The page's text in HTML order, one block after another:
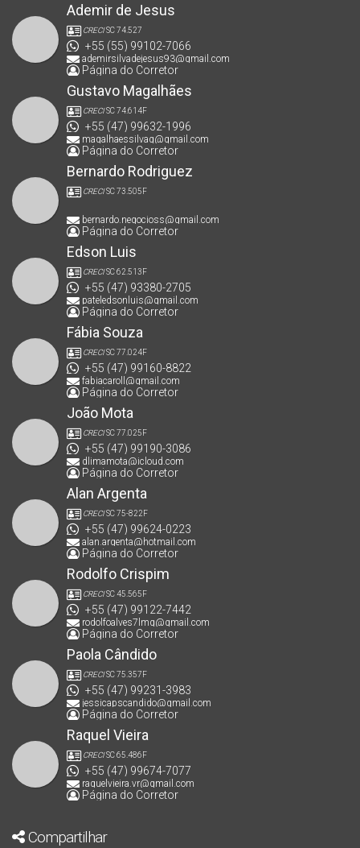
Ademir de Jesus
CRECISC 74.527
+55 (55) 99102-7066
ademirsilvadejesus93@gmail.com
Página do Corretor
Gustavo Magalhães
CRECISC 74.614F
+55 (47) 99632-1996
magalhaessilvag@gmail.com
Página do Corretor
Bernardo Rodriguez
CRECISC 73.505F
bernardo.negocioss@gmail.com
Página do Corretor
Edson Luis
CRECISC 62.513F
+55 (47) 93380-2705
pateledsonluis@gmail.com
Página do Corretor
Fábia Souza
CRECISC 77.024F
+55 (47) 99160-8822
fabiacaroll@gmail.com
Página do Corretor
João Mota
CRECISC 77.025F
+55 (47) 99190-3086
dlimamota@icloud.com
Página do Corretor
Alan Argenta
CRECISC 75-822F
+55 (47) 99624-0223
alan.argenta@hotmail.com
Página do Corretor
Rodolfo Crispim
CRECISC 45.565F
+55 (47) 99122-7442
rodolfoalves7lmg@gmail.com
Página do Corretor
Paola Cândido
CRECISC 75.357F
+55 (47) 99231-3983
jessicapscandido@gmail.com
Página do Corretor
Raquel Vieira
CRECISC 65.486F
+55 (47) 99674-7077
raquelvieira.vr@gmail.com
Página do Corretor
Compartilhar